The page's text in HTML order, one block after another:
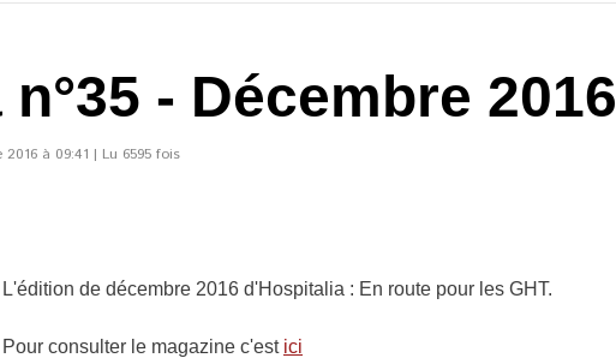
- Décembre 2016
à 09:41 | Lu 6595 fois
L'édition de décembre 2016 d'Hospitalia : En route pour les GHT.
Pour consulter le magazine c'est ici